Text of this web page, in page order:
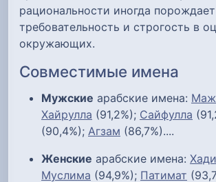
рациональности иногда порождает
требовательность и строгость в
окружающих.
Совместимые имена
Мужские арабские имена:
Хайрулла (91,2%); Сайфулла
(90,4%); Агзам (86,7%)....
Женские арабские имена:
Муслима (94,9%); Патимат